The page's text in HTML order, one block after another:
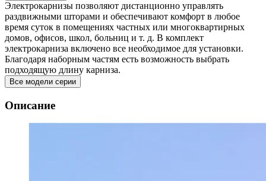
Электрокарнизы позволяют дистанционно управлять
раздвижными шторами и обеспечивают комфорт в любое
время суток в помещениях частных или многоквартирных
домов, офисов, школ, больниц и т. д. В комплект
электрокарниза включено все необходимое для установки.
Благодаря наборным частям есть возможность выбрать
подходящую длину карниза.
Все модели серии
Описание